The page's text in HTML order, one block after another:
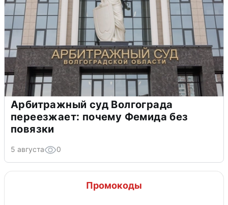
Арбитражный суд Волгограда
переезжает: почему Фемида без
повязки
5 августа 0
Промокоды